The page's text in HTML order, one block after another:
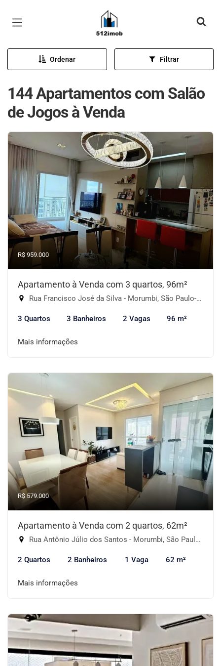
Página inicial
Ordenar Filtrar
144 Apartamentos com Salão
de Jogos à Venda
R$ 959.000
Apartamento à Venda com 3 quartos, 96m²
Rua Francisco José da Silva - Morumbi, São Paulo-SP
3 Quartos 3 Banheiros 2 Vagas 96 m²
Mais informações
R$ 579.000
Apartamento à Venda com 2 quartos, 62m²
Rua Antônio Júlio dos Santos - Morumbi, São Paulo-SP
2 Quartos 2 Banheiros 1 Vaga 62 m²
Mais informações